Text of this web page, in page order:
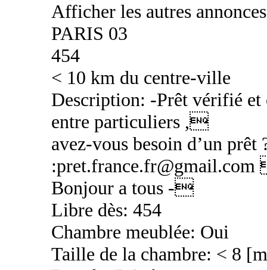
Afficher les autres
PARIS 03
454
< 10 km du centre-ville
Description: -Prêt vérifié et
entre particuliers ,
avez-vous besoin d’un prêt
:pret.france.fr@gmail.com
Bonjour a tous -
Libre dès: 454
Chambre meublée: Oui
Taille de la chambre: < 8